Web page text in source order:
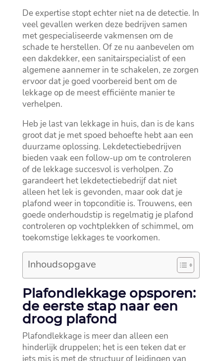
De expertise stopt echter niet na de detectie.​ In
veel gevallen werken deze bedrijven samen
met gespecialiseerde vakmensen om de
schade te herstellen.​ Of ze nu aanbevelen om
een dakdekker, een sanitairspecialist of een
algemene aannemer in te schakelen, ze zorgen
ervoor dat je goed voorbereid bent om de
lekkage op de meest efficiënte manier te
verhelpen.​
Heb je last van lekkage in huis, dan is de kans
groot dat je met spoed behoefte hebt aan een
duurzame oplossing.​ Lekdetectiebedrijven
bieden vaak een follow-up om te controleren
of de lekkage succesvol is verholpen.​ Zo
garandeert het lekdetectiebedrijf dat niet
alleen het lek is gevonden, maar ook dat je
plafond weer in topconditie is.​ Trouwens, een
goede onderhoudstip is regelmatig je plafond
controleren op vochtplekken of schimmel, om
toekomstige lekkages te voorkomen.​
Inhoudsopgave
Plafondlekkage opsporen:
de eerste stap naar een
droog plafond
Plafondlekkage is meer dan alleen een
hinderlijk druppelen; het is een teken dat er